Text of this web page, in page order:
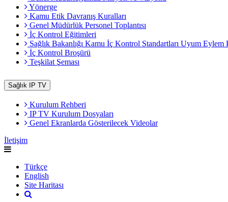
Yönerge
Kamu Etik Davranış Kuralları
Genel Müdürlük Personel Toplantısı
İç Kontrol Eğitimleri
Sağlık Bakanlığı Kamu İç Kontrol Standartları Uyum Eylem
İç Kontrol Broşürü
Teşkilat Şeması
Sağlık IP TV
Kurulum Rehberi
IP TV Kurulum Dosyaları
Genel Ekranlarda Gösterilecek Videolar
İletişim
Türkçe
English
Site Haritası